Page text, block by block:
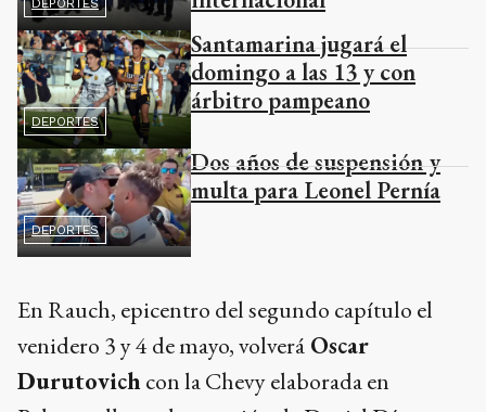
DEPORTES
DEPORTES
Santamarina jugará el
domingo a las 13 y con
árbitro pampeano
DEPORTES
Dos años de suspensión y
multa para Leonel Pernía
En Rauch, epicentro del segundo capítulo el
venidero 3 y 4 de mayo, volverá Oscar
Durutovichcon la Chevy elaborada en